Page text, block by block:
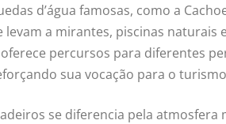
d’água famosas, como a
a mirantes, piscinas naturais
percursos para diferentes
sua vocação para o
se diferencia pela atmosfera